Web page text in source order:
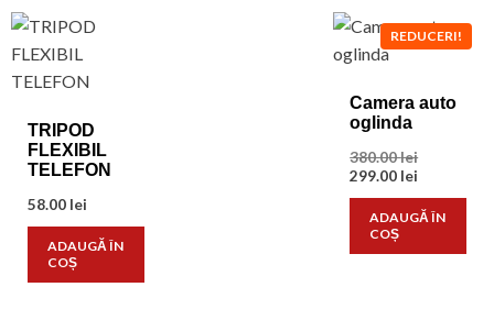
TRIPOD
FLEXIBIL
TELEFON
58.00 lei
ADAUGĂ ÎN
COȘ
REDUCERI!
Camera auto
oglinda
380.00leiPrețul
fost:
299.00 lei
este:
ADAUGĂ ÎN
COȘ